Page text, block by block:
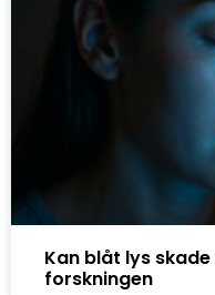
Kan blåt lys
forskningen